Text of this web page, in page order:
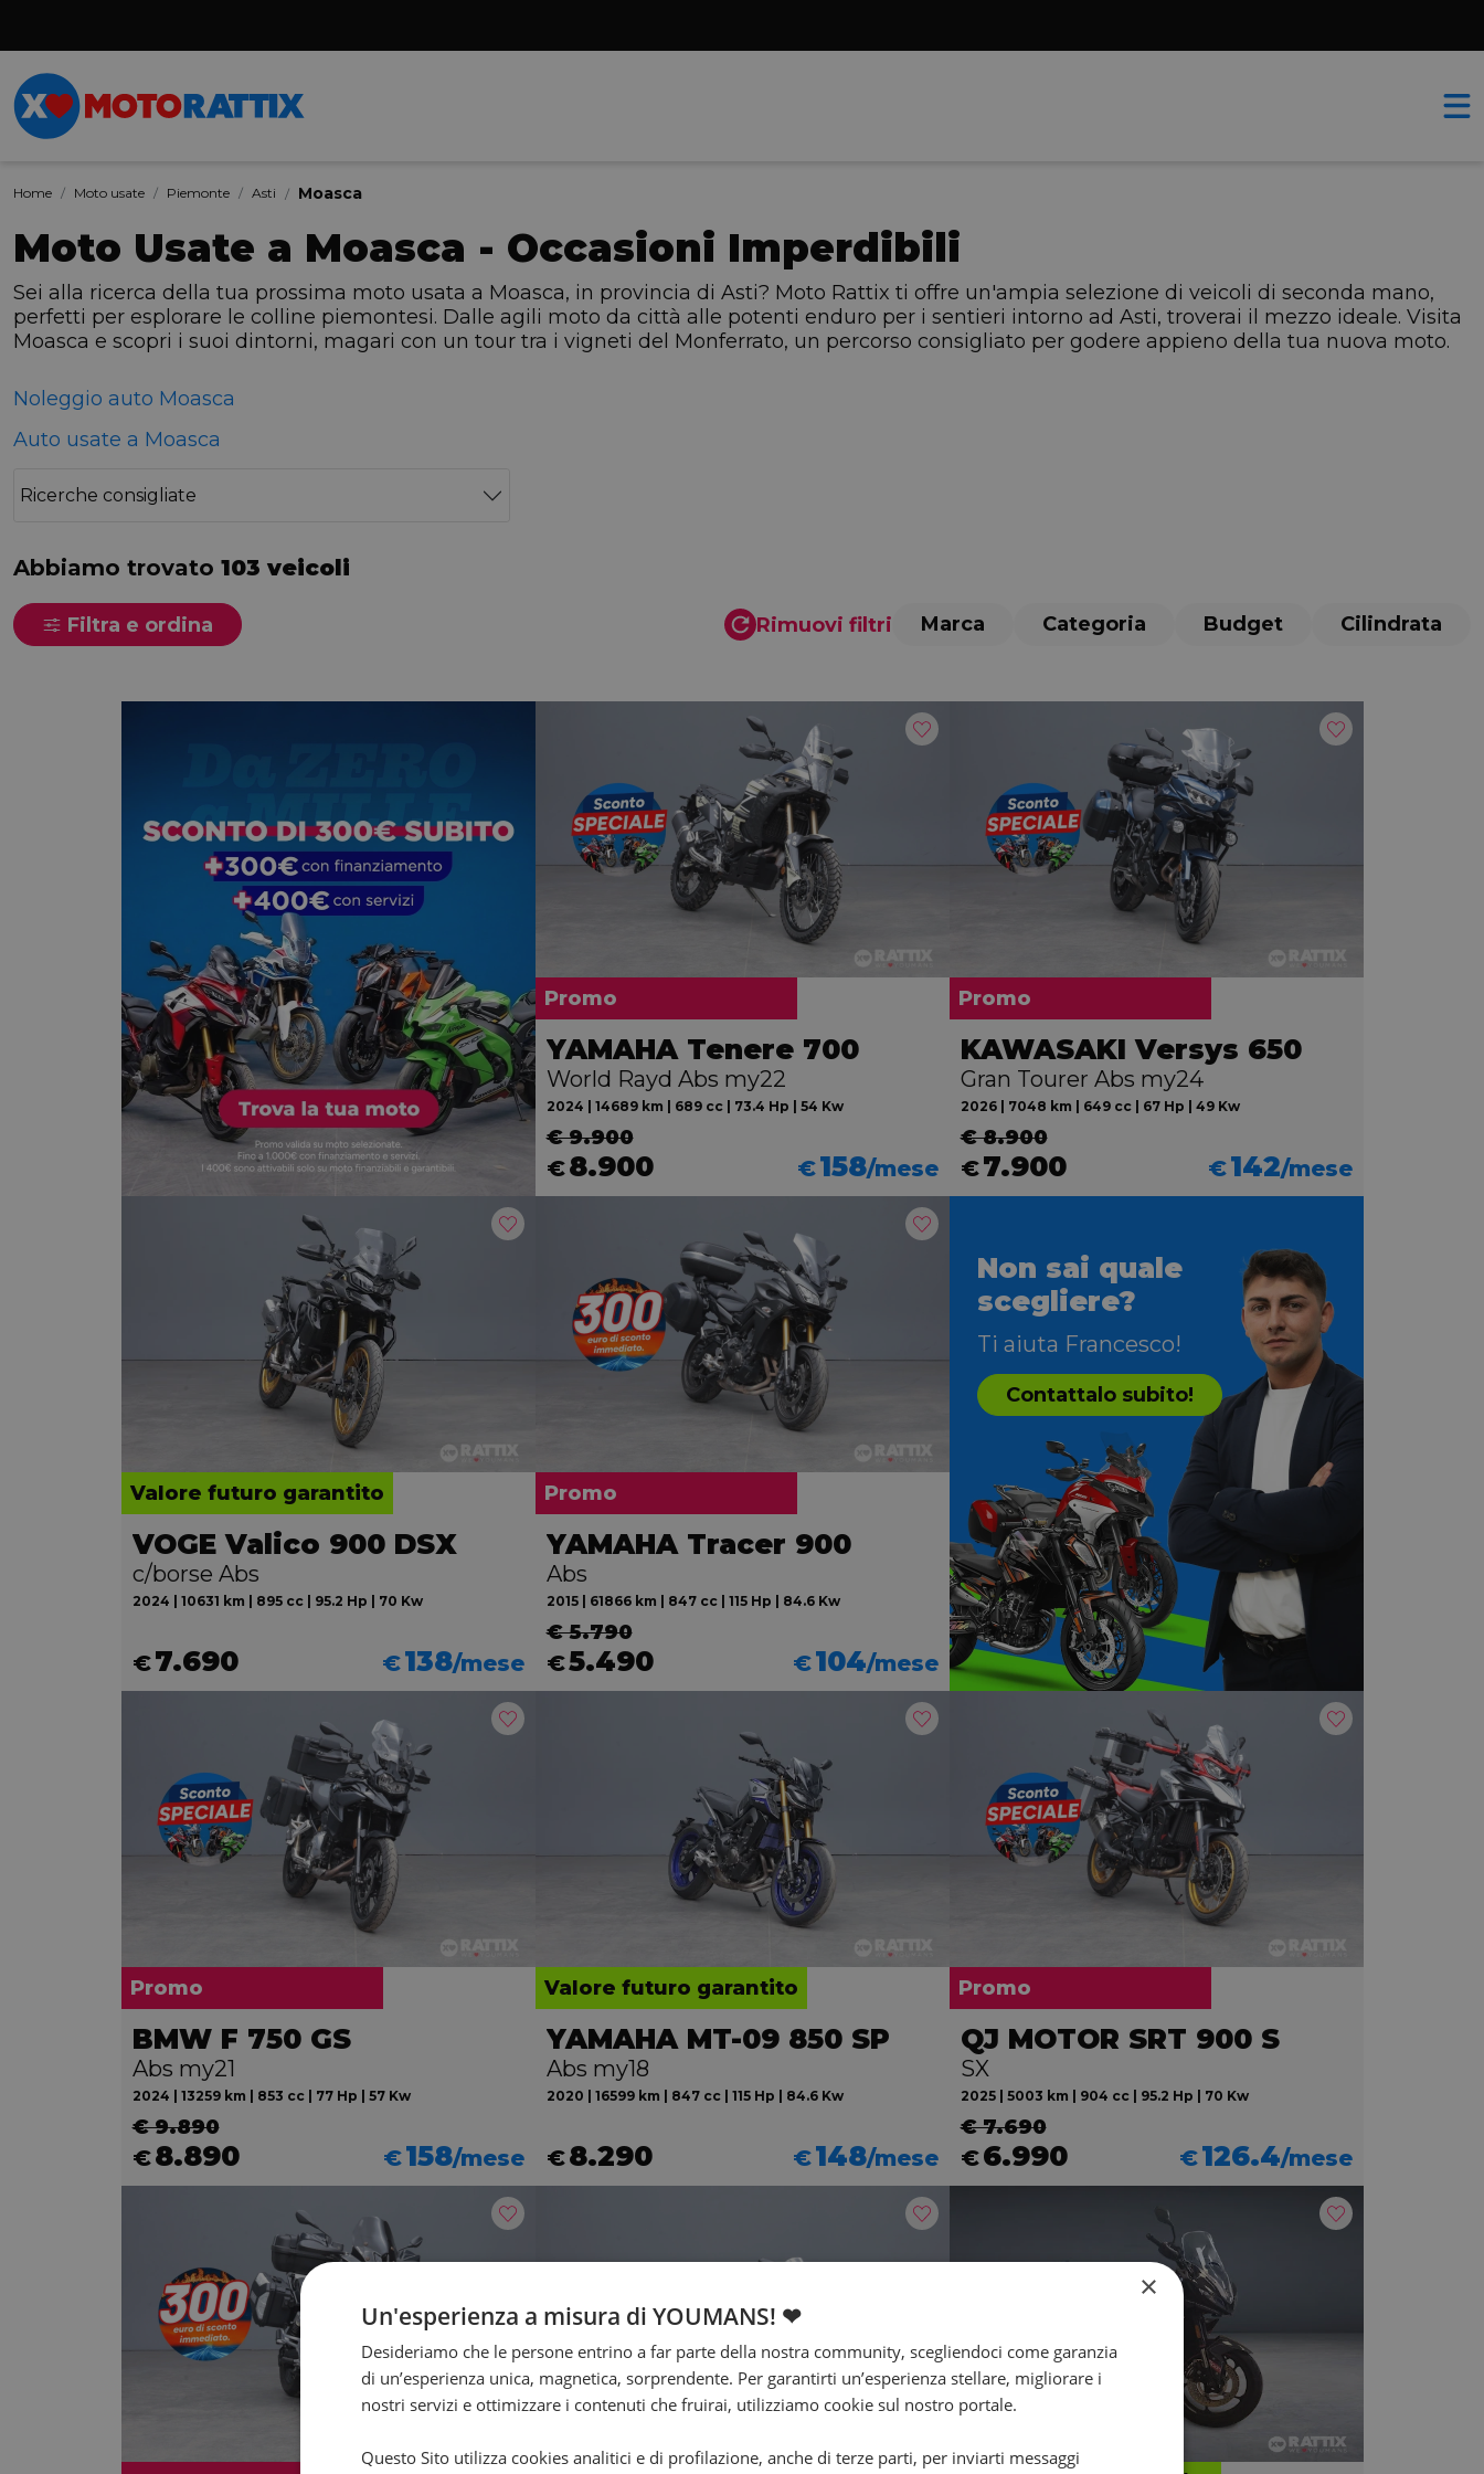
Home Moto usate Piemonte Asti Moasca
Moto Usate a Moasca - Occasioni Imperdibili
Sei alla ricerca della tua prossima moto usata a Moasca, in provincia di Asti? Moto Rattix ti offre un'ampia selezione di veicoli di seconda mano,
perfetti per esplorare le colline piemontesi. Dalle agili moto da città alle potenti enduro per i sentieri intorno ad Asti, troverai il mezzo ideale. Visita
Moasca e scopri i suoi dintorni, magari con un tour tra i vigneti del Monferrato, un percorso consigliato per godere appieno della tua nuova moto.
Noleggio auto Moasca
Auto usate a Moasca
Ricerche consigliate
Abbiamo trovato 103 veicoli
Filtra e ordina Rimuovi filtri Marca Categoria Budget Cilindrata
Promo
YAMAHA Tenere 700
World Rayd Abs my22
2024 | 14689 km | 689 cc | 73.4 Hp | 54 Kw
€ 9.900
€8.900 €158/mese
Promo
KAWASAKI Versys 650
Gran Tourer Abs my24
2026 | 7048 km | 649 cc | 67 Hp | 49 Kw
€ 8.900
€7.900 €142/mese
Valore futuro garantito
VOGE Valico 900 DSX
c/borse Abs
2024 | 10631 km | 895 cc | 95.2 Hp | 70 Kw
€7.690 €138/mese
Promo
YAMAHA Tracer 900
Abs
2015 | 61866 km | 847 cc | 115 Hp | 84.6 Kw
€ 5.790
€5.490 €104/mese
Non sai quale
scegliere?
Ti aiuta Francesco!
Contattalo subito!
Promo
BMW F 750 GS
Abs my21
2024 | 13259 km | 853 cc | 77 Hp | 57 Kw
€ 9.890
€8.890 €158/mese
Valore futuro garantito
YAMAHA MT-09 850 SP
Abs my18
2020 | 16599 km | 847 cc | 115 Hp | 84.6 Kw
€8.290 €148/mese
Promo
QJ MOTOR SRT 900 S
SX
2025 | 5003 km | 904 cc | 95.2 Hp | 70 Kw
€ 7.690
€6.990 €126.4/mese
×
Un'esperienza a misura di YOUMANS! ❤
Desideriamo che le persone entrino a far parte della nostra community, scegliendoci come garanzia
di un’esperienza unica, magnetica, sorprendente. Per garantirti un’esperienza stellare, migliorare i
nostri servizi e ottimizzare i contenuti che fruirai, utilizziamo cookie sul nostro portale.
Questo Sito utilizza cookies analitici e di profilazione, anche di terze parti, per inviarti messaggi